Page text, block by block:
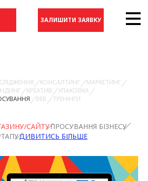
ЗАЛИШИТИ ЗАЯВКУ
КОНСАЛТИНГ
МАРКЕТИНГ
КРЕАТИВ
УПАКОВКА
ВЕБ ТРЕНІНГИ
САЙТУПРОСУВАННЯ БІЗНЕСУ
ДИВИТИСЬ БІЛЬШЕ